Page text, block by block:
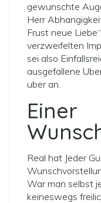
gewunschte
Herr
Frust neue
verzweifelten
sei also
ausgefallene
uber an.
Einer
Real hat Jeder
War man selbst
keineswegs